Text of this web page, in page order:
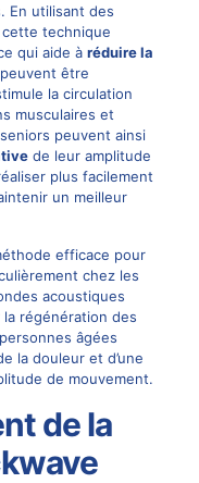
En utilisant des
technique
qui aide à réduire la
être
la circulation
musculaires et
peuvent ainsi
de leur amplitude
plus facilement
un meilleur
efficace pour
chez les
acoustiques
régénération des
âgées
la douleur et d’une
de mouvement.
de la